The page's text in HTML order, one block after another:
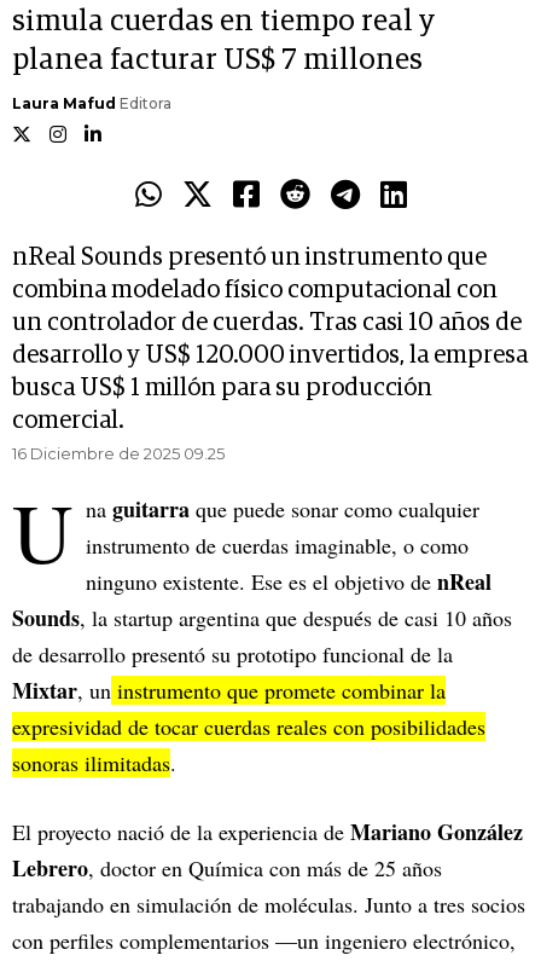
simula cuerdas en tiempo real y
planea facturar US$ 7 millones
Laura Mafud Editora
nReal Sounds presentó un instrumento que
combina modelado físico computacional con
un controlador de cuerdas. Tras casi 10 años de
desarrollo y US$ 120.000 invertidos, la empresa
busca US$ 1 millón para su producción
comercial.
16 Diciembre de 2025 09.25
U na guitarra que puede sonar como cualquier
instrumento de cuerdas imaginable, o como
ninguno existente. Ese es el objetivo de nReal
Sounds, la startup argentina que después de casi 10 años
de desarrollo presentó su prototipo funcional de la
Mixtar, un instrumento que promete combinar la
expresividad de tocar cuerdas reales con posibilidades
sonoras ilimitadas.
El proyecto nació de la experiencia de Mariano González
Lebrero, doctor en Química con más de 25 años
trabajando en simulación de moléculas. Junto a tres socios
con perfiles complementarios —un ingeniero electrónico,